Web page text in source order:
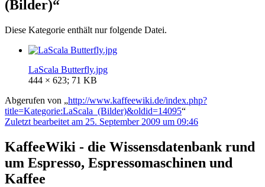
(Bilder)“
Diese Kategorie enthält nur folgende Datei.
LaScala Butterfly.jpg
444 × 623; 71 KB
Abgerufen von „http://www.kaffeewiki.de/index.php?
title=Kategorie:LaScala_(Bilder)&oldid=14095“
Zuletzt bearbeitet am 25. September 2009 um 09:46
KaffeeWiki - die Wissensdatenbank rund
um Espresso, Espressomaschinen und
Kaffee